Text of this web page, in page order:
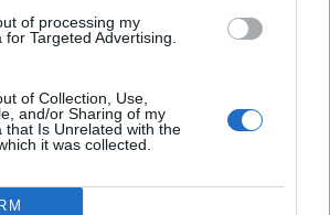
of processing my
Targeted Advertising.
of Collection, Use,
and/or Sharing of my
that Is Unrelated with the
it was collected.
në
dhe
Berisha shpreson te
ambasadori i ri amerikan,
por ashpërson qëndrimin
reformës territoriale